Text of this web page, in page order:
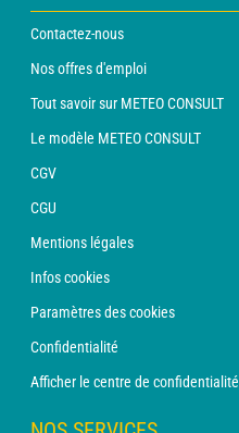
Contactez-nous
Nos offres d'emploi
Tout savoir sur METEO CONSULT
Le modèle METEO CONSULT
CGV
CGU
Mentions légales
Infos cookies
Paramètres des cookies
Confidentialité
Afficher le centre de confidentialité